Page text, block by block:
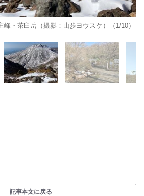
・茶臼岳（撮影：山歩ヨウスケ）（1/10）
記事本文に戻る